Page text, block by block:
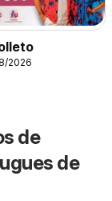
2026
de
de